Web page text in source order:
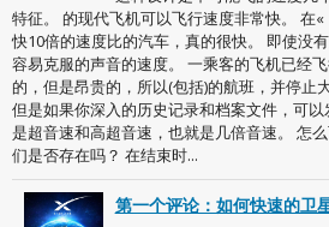
特征。 的现代飞机可以飞行速度非常快。 在
快10倍的速度比的汽车，真的很快。 即使没
容易克服的声音的速度。 一乘客的飞机已经
的，但是昂贵的，所以(包括)的航班，并停止
但是如果你深入的历史记录和档案文件，可
是超音速和高超音速，也就是几倍音速。 怎
们是否存在吗？ 在结束时...
第一个评论：如何快速的卫